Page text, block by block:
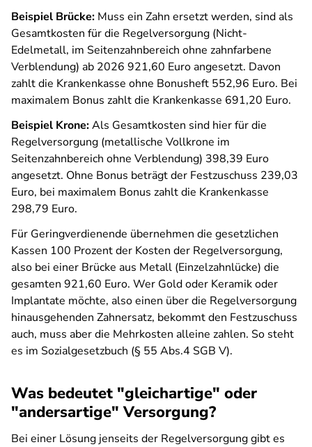
Beispiel Brücke: Muss ein Zahn ersetzt werden, sind als
Gesamtkosten für die Regelversorgung (Nicht-
Edelmetall, im Seitenzahnbereich ohne zahnfarbene
Verblendung) ab 2026 921,60 Euro angesetzt. Davon
zahlt die Krankenkasse ohne Bonusheft 552,96 Euro. Bei
maximalem Bonus zahlt die Krankenkasse 691,20 Euro.
Beispiel Krone:Als Gesamtkosten sind hier für die
Regelversorgung (metallische Vollkrone im
Seitenzahnbereich ohne Verblendung) 398,39 Euro
angesetzt. Ohne Bonus beträgt der Festzuschuss 239,03
Euro, bei maximalem Bonus zahlt die Krankenkasse
298,79 Euro.
Für Geringverdienende übernehmen die gesetzlichen
Kassen 100 Prozent der Kosten der Regelversorgung,
also bei einer Brücke aus Metall (Einzelzahnlücke) die
gesamten 921,60 Euro. Wer Gold oder Keramik oder
Implantate möchte, also einen über die Regelversorgung
hinausgehenden Zahnersatz, bekommt den Festzuschuss
auch, muss aber die Mehrkosten alleine zahlen. So steht
es im Sozialgesetzbuch (§ 55 Abs.4 SGB V).
Was bedeutet "gleichartige" oder
"andersartige" Versorgung?
Bei einer Lösung jenseits der Regelversorgung gibt es